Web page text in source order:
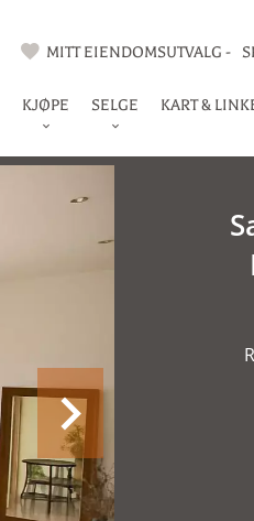
MITT EIENDOMSUTVALG -
KJØPE SELGE KART &